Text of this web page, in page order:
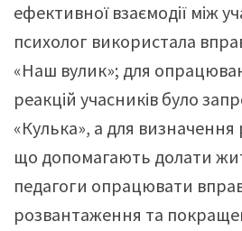
ефективної взаємодії між
психолог використала
«Наш вулик»; для
реакцій учасників було
«Кулька», а для визначення
що допомагають долати
педагоги опрацювати
розвантаження та